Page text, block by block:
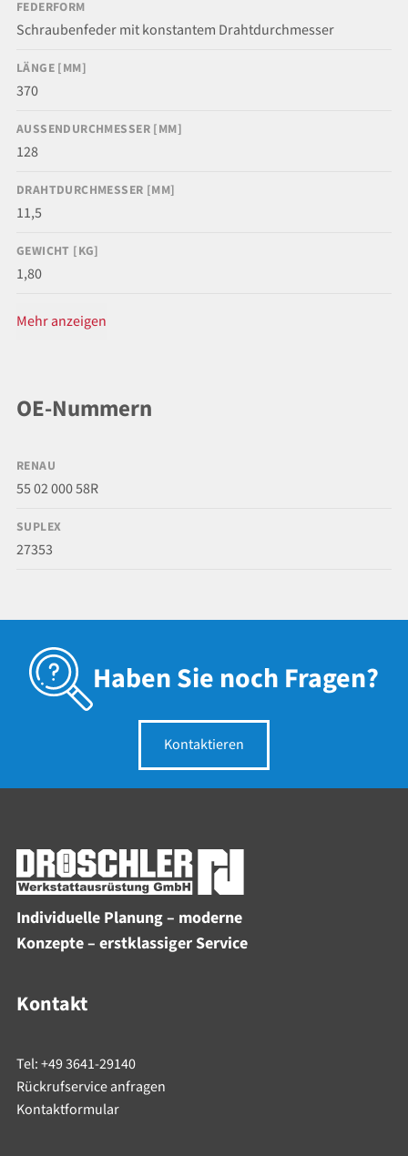
FEDERFORM
Schraubenfeder mit konstantem Drahtdurchmesser
LÄNGE [MM]
370
AUSSENDURCHMESSER [MM]
128
DRAHTDURCHMESSER [MM]
11,5
GEWICHT [KG]
1,80
Mehr anzeigen
OE-Nummern
RENAU
55 02 000 58R
SUPLEX
27353
Haben Sie noch Fragen?
Kontaktieren
Individuelle Planung – moderne
Konzepte – erstklassiger Service
Kontakt
Tel: +49 3641-29140
Rückrufservice anfragen
Kontaktformular